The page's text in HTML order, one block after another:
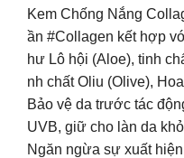
Kem Chống Nắng
ần #Collagen kết hợp
hư Lô hội (Aloe), tinh
nh chất Oliu (Olive),
Bảo vệ da trước tác
UVB, giữ cho làn da
Ngăn ngừa sự xuất